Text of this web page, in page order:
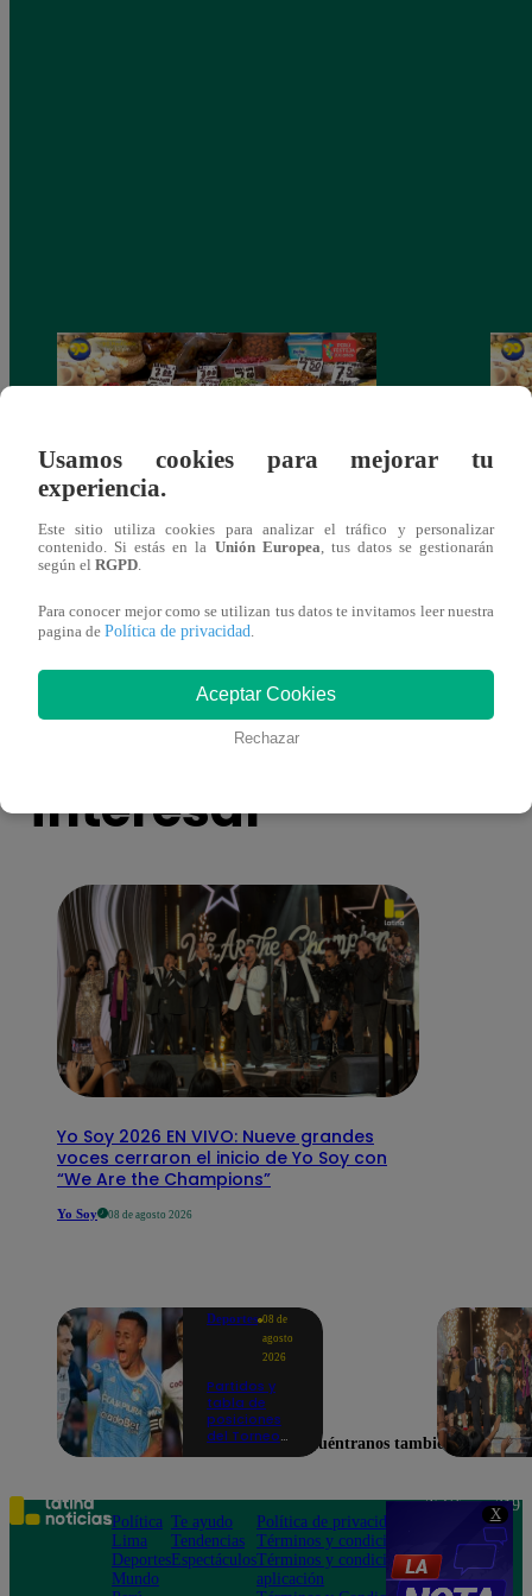
X
Mujeres al Mando – Viernes 25 de febrero
También te puede
interesar
Yo Soy 2026 EN VIVO: Nueve grandes
voces cerraron el inicio de Yo Soy con
“We Are the Champions”
Yo Soy 08 de agosto 2026
Deportes 08 de
agosto
2026
Partidos y
tabla de
posiciones
del Torneo
en la fecha 4
Usamos cookies para mejorar tu
experiencia.
Este sitio utiliza cookies para analizar el tráfico y personalizar
contenido. Si estás en la Unión Europea , tus datos se gestionarán
según el RGPD
Para conocer mejor como se utilizan tus datos te invitamos leer nuestra
pagina de Política de privacidad
Aceptar Cookies
Rechazar
Encuéntranos también en
Política
Lima
Deportes
Mundo
Te ayudo
Tendencias
Espectáculos
Política de privacidad
Términos y condiciones
Términos y condiciones
aplicación
Teléfono: 219
Av. San
Felipe 968
Jesús María